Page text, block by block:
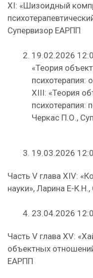
XI: «Шизоидный
Супервизор ЕАРПП
19.02.2026
«Теория
психотерапия:
XIII: «Теория
психотерапия:
Черкас П.О.,
19.03.2026
Часть V глава XIV:
науки», Ларина Е-
23.04.2026
Часть V глава XV:
объектных
ЕАРПП